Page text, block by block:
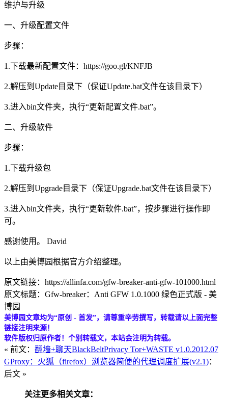
维护与升级
一、升级配置文件
步骤：
1.下载最新配置文件：https://goo.gl/KNFJB
2.解压到Update目录下（保证Update.bat文件在该目录下）
3.进入bin文件夹，执行“更新配置文件.bat”。
二、升级软件
步骤：
1.下载升级包
2.解压到Upgrade目录下（保证Upgrade.bat文件在该目录下）
3.进入bin文件夹，执行“更新软件.bat”，按步骤进行操作即
可。
感谢使用。 David
以上由美博园根据官方介绍整理。
原文链接：https://allinfa.com/gfw-breaker-anti-gfw-101000.html
原文标题：Gfw-breaker：Anti GFW 1.0.1000 绿色正式版 - 美
博园
美博园文章均为“原创 - 首发”，请尊重辛劳撰写，转载请以上面完整
链接注明来源！
软件版权归原作者！个别转载文，本站会注明为转载。
« 前文： 翻墙+聊天BlackBeltPrivacy Tor+WASTE v1.0.2012.07
GProxy：火狐（firefox）浏览器简便的代理调度扩展(v2.1)：
后文 »
关注更多相关文章：